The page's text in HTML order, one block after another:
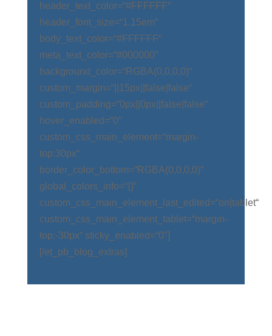
header_text_color=“#FFFFFF“
header_font_size=“1.15em“
body_text_color=“#FFFFFF“
meta_text_color=“#000000″
background_color=“RGBA(0,0,0,0)“
custom_margin=“||15px||false|false“
custom_padding=“0px||0px||false|false“
hover_enabled=“0″
custom_css_main_element=“margin-
top:30px“
border_color_bottom=“RGBA(0,0,0,0)“
global_colors_info=“{}“
custom_css_main_element_last_edited=“on|tablet“
custom_css_main_element_tablet=“margin-
top:-30px“ sticky_enabled=“0″]
[/et_pb_blog_extras]